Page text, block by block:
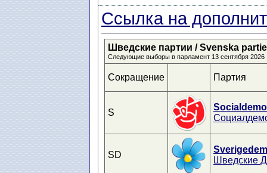
Ссылка на
Шведские партии / Svenska
Следующие выборы в парламент 13 сентября 2026
Сокращение Партия
S
SD
Шведские